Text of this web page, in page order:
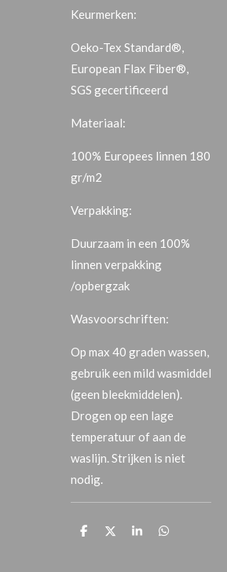
Keurmerken:
Oeko-Tex Standard®,
European Flax Fiber®,
SGS gecertificeerd
Materiaal:
100% Europees linnen 180
gr/m2
Verpakking:
Duurzaam in een 100%
linnen verpakking
/opbergzak
Wasvoorschriften:
Op max 40 graden wassen,
gebruik een mild wasmiddel
(geen bleekmiddelen).
Drogen op een lage
temperatuur of aan de
waslijn. Strijken is niet
nodig.
T
T
T
T